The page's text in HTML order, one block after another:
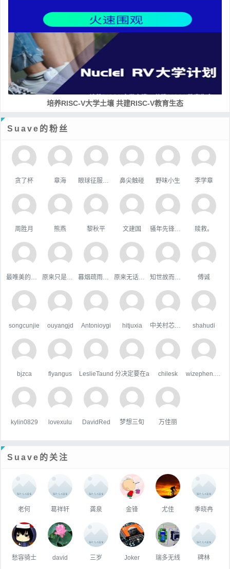
培养RISC-V大学土壤 共建RISC-V教育生态
Suave的粉丝
贪了杯 章海 鼻尖触碰 野味小生 李学章
周胜月 熊燕 黎秋平 文建国 赎救。
傅诚
songcunjie ouyangjd Antonioygi hitjuxia shahudi
bjzca flyangus LeslieTaund 分决定要在a chilesk
kylin0829 lovexulu DavidRed 梦想三旬 万佳丽
Suave的关注
老何 葛祥轩 龚泉 金锋 尤佳 季晓冉
愁容骑士 david 三岁 Joker 瑞多无线 碑林